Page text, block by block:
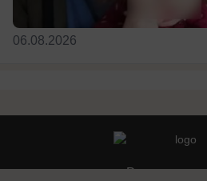
06.08.2026
Реклама на